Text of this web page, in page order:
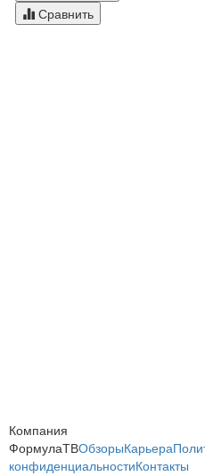
Сравнить
Компания
ФормулаТВОбзорыКарьера
конфиденциальностиКонтакты